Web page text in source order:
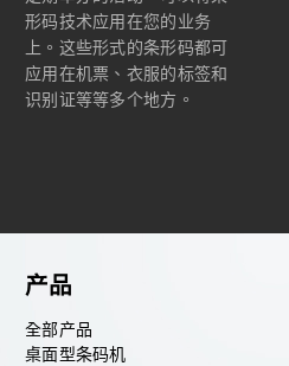
形码技术应用在您的业务
上。这些形式的条形码都可
应用在机票、衣服的标签和
识别证等等多个地方。
产品
全部产品
桌面型条码机